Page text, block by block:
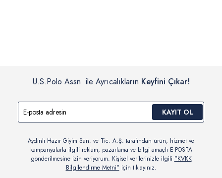
U.S.Polo Assn. ile Ayrıcalıkların Keyfini Çıkar!
KAYIT OL
Aydınlı Hazır Giyim San. ve Tic. A.Ş. tarafından ürün, hizmet ve
kampanyalarla ilgili reklam, pazarlama ve bilgi amaçlı E-POSTA
gönderilmesine izin veriyorum. Kişisel verilerinizle ilgili "KVKK
Bilgilendirme Metni" için tıklayınız.